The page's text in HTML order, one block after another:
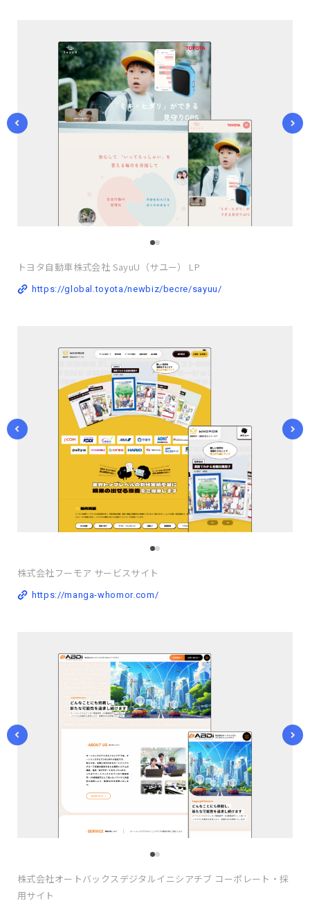
トヨタ自動車株式会社 SayuU（サユー） LP
https://global.toyota/newbiz/becre/sayuu/
株式会社フーモア サービスサイト
https://manga-whomor.com/
株式会社オートバックスデジタルイニシアチブ コーポレート・採
用サイト